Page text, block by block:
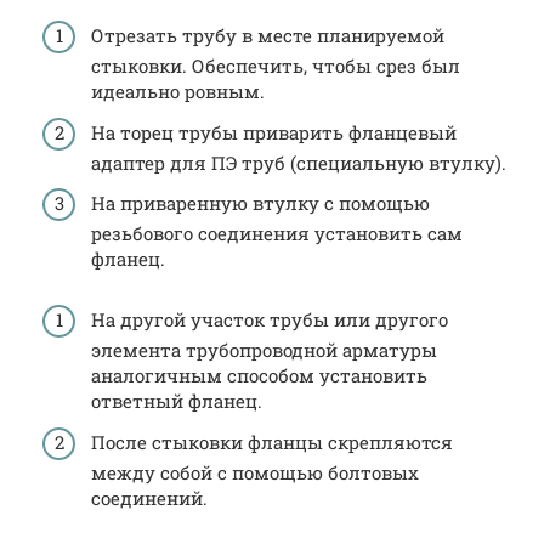
Отрезать трубу в месте планируемой
стыковки. Обеспечить, чтобы срез был
идеально ровным.
На торец трубы приварить фланцевый
адаптер для ПЭ труб (специальную втулку).
На приваренную втулку с помощью
резьбового соединения установить сам
фланец.
На другой участок трубы или другого
элемента трубопроводной арматуры
аналогичным способом установить
ответный фланец.
После стыковки фланцы скрепляются
между собой с помощью болтовых
соединений.